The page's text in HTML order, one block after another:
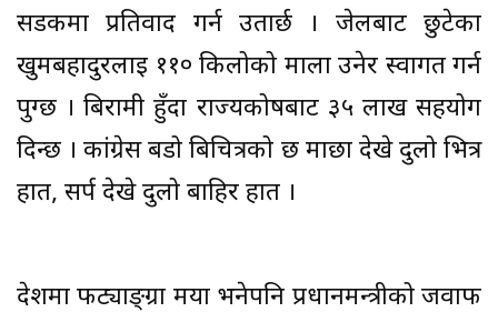
सडकमा प्रतिवाद गर्न उतार्छ । जेलबाट छुटेका
खुमबहादुरलाइ ११० किलोको माला उनेर स्वागत गर्न
पुग्छ । बिरामी हुँदा राज्यकोषबाट ३५ लाख सहयोग
दिन्छ । कांग्रेस बडो बिचित्रको छ माछा देखे दुलो भित्र
हात, सर्प देखे दुलो बाहिर हात ।
देशमा फट्याङ्ग्रा मर्यो भनेपनि प्रधानमन्त्रीको जवाफ